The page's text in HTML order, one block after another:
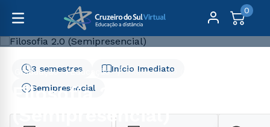
0
Graduação Educação Filosofia 2.0 (Semipresencial)
Filosofia 2.0
(Semipresencial)
Início Imediato
3 semestres
Semipresencial